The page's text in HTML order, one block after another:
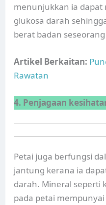
menunjukkan ia
glukosa darah
berat badan
Artikel Berkaitan:
Rawatan
4. Penjagaan
Petai juga berfungsi
jantung kerana ia
darah. Mineral seperti
pada petai